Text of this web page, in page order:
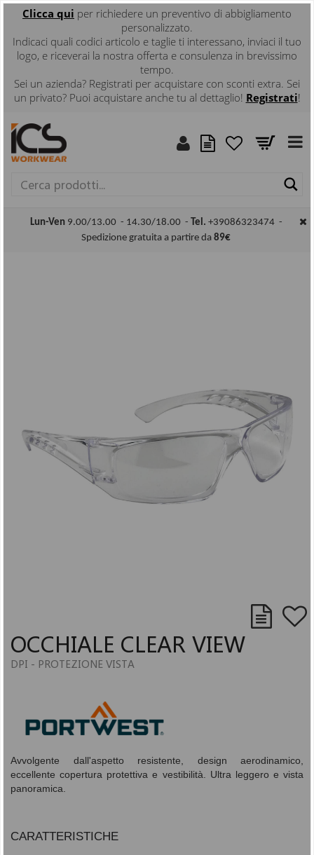
Clicca qui per richiedere un preventivo di abbigliamento
personalizzato.
Indicaci quali codici articolo e taglie ti interessano, inviaci il tuo
logo, e riceverai la nostra offerta e consulenza in brevissimo
tempo.
Sei un azienda? Registrati per acquistare con sconti extra. Sei
un privato? Puoi acquistare anche tu al dettaglio! Registrati!
Lun-Ven 9.00/13.00 - 14.30/18.00 - Tel. +39086323474 -
Spedizione gratuita a partire da 89€
OCCHIALE CLEAR VIEW
DPI - PROTEZIONE VISTA
Avvolgente dall'aspetto resistente, design aerodinamico,
eccellente copertura protettiva e vestibilità. Ultra leggero e vista
panoramica.
CARATTERISTICHE